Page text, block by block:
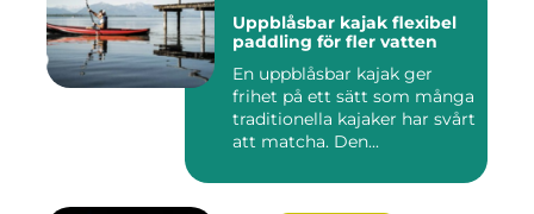
Uppblåsbar kajak flexibel
paddling för fler vatten
En uppblåsbar kajak ger
frihet på ett sätt som många
traditionella kajaker har svårt
att matcha. Den...